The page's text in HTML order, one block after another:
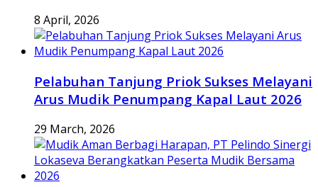
8 April, 2026
Pelabuhan Tanjung Priok Sukses Melayani
Arus Mudik Penumpang Kapal Laut 2026
29 March, 2026